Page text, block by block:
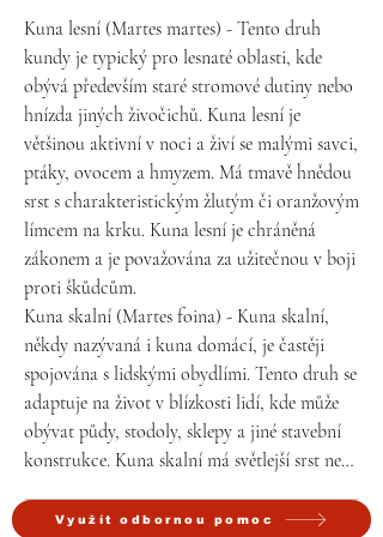
Kuna lesní (Martes martes) - Tento druh
kundy je typický pro lesnaté oblasti, kde
obývá především staré stromové dutiny nebo
hnízda jiných živočichů. Kuna lesní je
většinou aktivní v noci a živí se malými savci,
ptáky, ovocem a hmyzem. Má tmavě hnědou
srst s charakteristickým žlutým či oranžovým
límcem na krku. Kuna lesní je chráněná
zákonem a je považována za užitečnou v boji
proti škůdcům.
Kuna skalní (Martes foina) - Kuna skalní,
někdy nazývaná i kuna domácí, je častěji
spojována s lidskými obydlími. Tento druh se
adaptuje na život v blízkosti lidí, kde může
obývat půdy, stodoly, sklepy a jiné stavební
konstrukce. Kuna skalní má světlejší srst než
Živí se podobně jako kuna lesní, ale v její
Využít odbornou pomoc